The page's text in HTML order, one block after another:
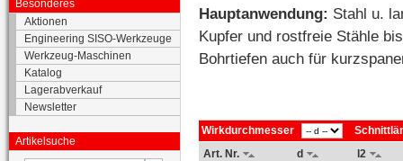
Besonderes
Aktionen
Engineering SISO-Werkzeuge
Werkzeug-Maschinen
Katalog
Lagerabverkauf
Newsletter
Artikelsuche
Hauptanwendung: Stahl u.
Kupfer und rostfreie Stähle
Bohrtiefen auch für
Wirkdurchmesser
Art. Nr.
d
l2